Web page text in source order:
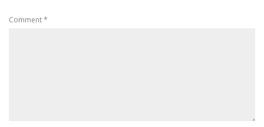
Comment*